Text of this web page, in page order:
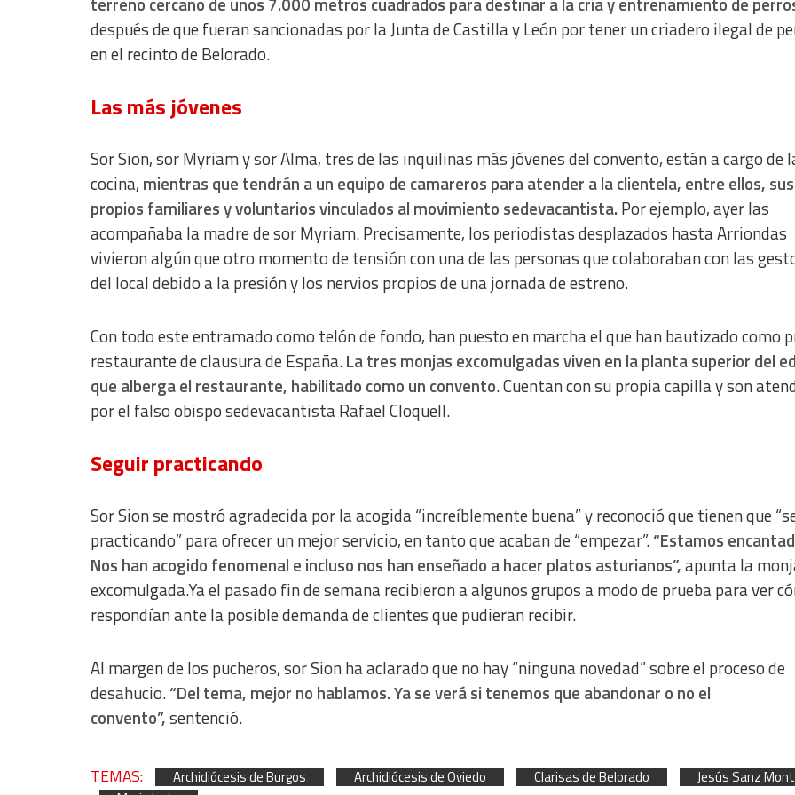
después de que fueran sancionadas por la Junta de Castilla y León por tener un criadero ilegal de
en el recinto de Belorado.
Las más jóvenes
Sor Sion, sor Myriam y sor Alma, tres de las inquilinas más jóvenes del convento, están a cargo de
cocina, mientras que tendrán a un equipo de camareros para atender a la clientela, entre ellos, sus
propios familiares y voluntarios vinculados al movimiento sedevacantista. Por ejemplo, ayer las
acompañaba la madre de sor Myriam. Precisamente, los periodistas desplazados hasta Arriondas
vivieron algún que otro momento de tensión con una de las personas que colaboraban con las
del local debido a la presión y los nervios propios de una jornada de estreno.
Con todo este entramado como telón de fondo, han puesto en marcha el que han bautizado como
restaurante de clausura de España.La tres monjas excomulgadas viven en la planta superior del
que alberga el restaurante, habilitado como un convento. Cuentan con su propia capilla y son
por el falso obispo sedevacantista Rafael Cloquell.
Seguir practicando
Sor Sion se mostró agradecida por la acogida “increíblemente buena” y reconoció que tienen que
practicando” para ofrecer un mejor servicio, en tanto que acaban de “empezar”.“Estamos
Nos han acogido fenomenal e incluso nos han enseñado a hacer platos asturianos”,apunta la
excomulgada.Ya el pasado fin de semana recibieron a algunos grupos a modo de prueba para ver
respondían ante la posible demanda de clientes que pudieran recibir.
Al margen de los pucheros, sor Sion ha aclarado que no hay “ninguna novedad” sobre el proceso de
desahucio.“Del tema, mejor no hablamos. Ya se verá si tenemos que abandonar o no el
convento”,sentenció.
TEMAS: Archidiócesis de Burgos Archidiócesis de Oviedo Clarisas de Belorado
Jesús Sanz
Use limited data to select content
IAB Special Features:
Identify devices based on information actively requested